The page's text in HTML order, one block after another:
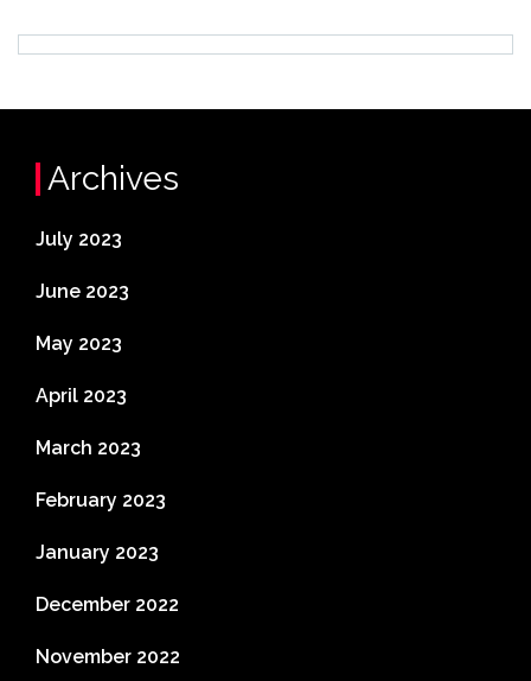
Archives
July 2023
June 2023
May 2023
April 2023
March 2023
February 2023
January 2023
December 2022
November 2022